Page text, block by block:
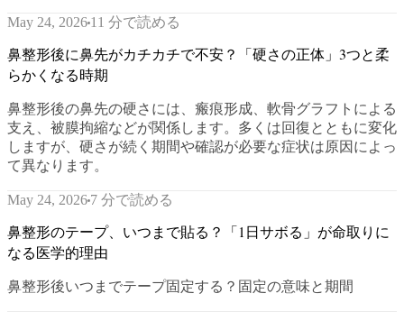
May 24, 2026 11 分で読める
鼻整形後に鼻先がカチカチで不安？「硬さの正体」3つと柔
らかくなる時期
鼻整形後の鼻先の硬さには、瘢痕形成、軟骨グラフトによる
支え、被膜拘縮などが関係します。多くは回復とともに変化
しますが、硬さが続く期間や確認が必要な症状は原因によっ
て異なります。
May 24, 2026 7 分で読める
鼻整形のテープ、いつまで貼る？「1日サボる」が命取りに
なる医学的理由
鼻整形後いつまでテープ固定する？固定の意味と期間